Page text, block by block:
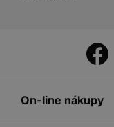
On-line nákupy